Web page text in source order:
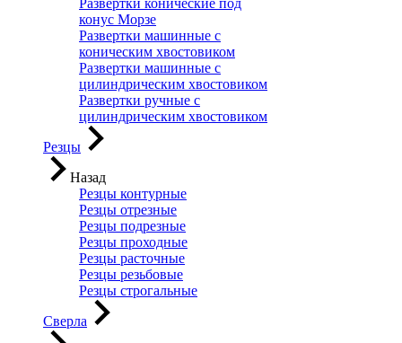
Развертки конические под
конус Морзе
Развертки машинные с
коническим хвостовиком
Развертки машинные с
цилиндрическим хвостовиком
Развертки ручные с
цилиндрическим хвостовиком
Резцы
Назад
Резцы контурные
Резцы отрезные
Резцы подрезные
Резцы проходные
Резцы расточные
Резцы резьбовые
Резцы строгальные
Сверла